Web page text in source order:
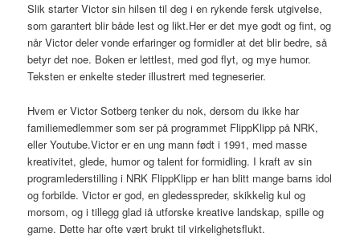
Slik starter Victor sin hilsen til deg i en rykende fersk utgivelse,
som garantert blir både lest og likt.Her er det mye godt og fint, og
når Victor deler vonde erfaringer og formidler at det blir bedre, så
betyr det noe. Boken er lettlest, med god flyt, og mye humor.
Teksten er enkelte steder illustrert med tegneserier.
Hvem er Victor Sotberg tenker du nok, dersom du ikke har
familiemedlemmer som ser på programmet FlippKlipp på NRK,
eller Youtube.Victor er en ung mann født i 1991, med masse
kreativitet, glede, humor og talent for formidling. I kraft av sin
programlederstilling i NRK FlippKlipp er han blitt mange barns idol
og forbilde. Victor er god, en gledesspreder, skikkelig kul og
morsom, og i tillegg glad iå utforske kreative landskap, spille og
game. Dette har ofte vært brukt til virkelighetsflukt.